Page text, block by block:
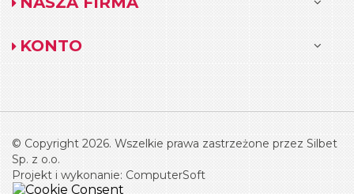
KONTO
© Copyright 2026. Wszelkie prawa zastrzeżone przez Silbet
Sp. z o.o.
Projekt i wykonanie: ComputerSoft